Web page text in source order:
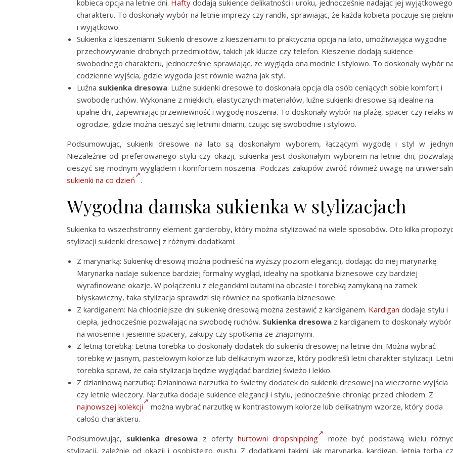
kobieca opcja na letnie dni. Hafty dodają sukience delikatności i uroku, jednocześnie nadając jej wyjątkowego
charakteru. To doskonały wybór na letnie imprezy czy randki, sprawiając, że każda kobieta poczuje się
i wyjątkowo.
Sukienka z kieszeniami: Sukienki dresowe z kieszeniami to praktyczna opcja na lato, umożliwiająca wygodne
przechowywanie drobnych przedmiotów, takich jak klucze czy telefon. Kieszenie dodają sukience
swobodnego charakteru, jednocześnie sprawiając, że wygląda ona modnie i stylowo. To doskonały wybór na
codzienne wyjścia, gdzie wygoda jest równie ważna jak styl.
Luźna sukienka dresowa: Luźne sukienki dresowe to doskonała opcja dla osób ceniących sobie komfort i
swobodę ruchów. Wykonane z miękkich, elastycznych materiałów, luźne sukienki dresowe są idealne na
upalne dni, zapewniając przewiewność i wygodę noszenia. To doskonały wybór na plażę, spacer czy relaks w
ogrodzie, gdzie można cieszyć się letnimi dniami, czując się swobodnie i stylowo.
Podsumowując, sukienki dresowe na lato są doskonałym wyborem, łączącym wygodę i styl w
Niezależnie od preferowanego stylu czy okazji, sukienka jest doskonałym wyborem na letnie dni,
cieszyć się modnym wyglądem i komfortem noszenia. Podczas zakupów zwróć również uwagę na
sukienki na co dzień
.
Wygodna damska sukienka w stylizacjach
Sukienka to wszechstronny element garderoby, który można stylizować na wiele sposobów. Oto kilka
stylizacji sukienki dresowej z różnymi dodatkami:
Z marynarką: Sukienkę dresową można podnieść na wyższy poziom elegancji, dodając do niej marynarkę.
Marynarka nadaje sukience bardziej formalny wygląd, idealny na spotkania biznesowe czy bardziej
wyrafinowane okazje. W połączeniu z eleganckimi butami na obcasie i torebką zamykaną na zamek
błyskawiczny, taka stylizacja sprawdzi się również na spotkania biznesowe.
Z kardiganem: Na chłodniejsze dni sukienkę dresową można zestawić z kardiganem. Kardigan dodaje stylu i
ciepła, jednocześnie pozwalając na swobodę ruchów. Sukienka dresowa z kardiganem to doskonały wybór
na wiosenne i jesienne spacery, zakupy czy spotkania ze znajomymi.
Z letnią torebką: Letnia torebka to doskonały dodatek do sukienki dresowej na letnie dni. Można wybrać
torebkę w jasnym, pastelowym kolorze lub delikatnym wzorze, który podkreśli letni charakter stylizacji.
torebka sprawi, że cała stylizacja będzie wyglądać bardziej świeżo i lekko.
Z dzianinową narzutką: Dzianinowa narzutka to świetny dodatek do sukienki dresowej na wieczorne wyjścia
czy letnie wieczory. Narzutka dodaje sukience elegancji i stylu, jednocześnie chroniąc przed chłodem. Z
najnowszej kolekcji
można wybrać narzutkę w kontrastowym kolorze lub delikatnym wzorze, który doda
całości charakteru.
Podsumowując, sukienka dresowa z oferty hurtowni dropshipping
może być podstawą wielu
stylizacji, zależnie od okazji i osobistego gustu. Z dodatkami takimi jak marynarka, kardigan, letnia torba